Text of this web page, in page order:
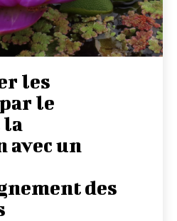
les
le
la
avec un
des